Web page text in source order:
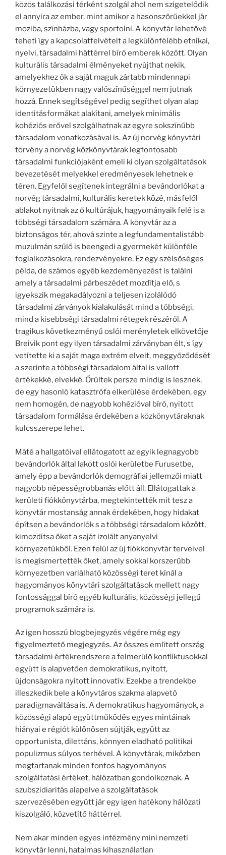
közös találkozási térként szolgál ahol nem szigetelődik
el annyira az ember, mint amikor a hasonszőrűekkel jár
moziba, színházba, vagy sportolni. A könyvtár lehetővé
teheti így a kapcsolatfelvételt a legkülönfélébb etnikai,
nyelvi, társadalmi háttérrel bíró emberek között. Olyan
kulturális társadalmi élményeket nyújthat nekik,
amelyekhez ők a saját maguk zártabb mindennapi
környezetükben nagy valószínűséggel nem jutnak
hozzá. Ennek segítségével pedig segíthet olyan alap
identitásformákat alakítani, amelyek minimális
kohéziós erővel szolgálhatnak az egyre sokszínűbb
társadalom vonatkozásával is. Az új norvég könyvtári
törvény a norvég közkönyvtárak legfontosabb
társadalmi funkciójaként emeli ki olyan szolgáltatások
bevezetését melyekkel eredményesek lehetnek e
téren. Egyfelől segítenek integrálni a bevándorlókat a
norvég társadalmi, kulturális keretek közé, másfelől
ablakot nyitnak az ő kultúrájuk, hagyományaik felé is a
többségi társadalom számára. A könyvtár az a
biztonságos tér, ahová szinte a legfundamentalistább
muzulmán szülő is beengedi a gyermekét különféle
foglalkozásokra, rendezvényekre. Ez egy szélsőséges
példa, de számos egyéb kezdeményezést is találni
amely a társadalmi párbeszédet mozdítja elő, s
igyekszik megakadályozni a teljesen izolálódó
társadalmi zárványok kialakulását mind a többségi,
mind a kisebbségi társadalmi rétegek részéről. A
tragikus következményű oslói merényletek elkövetője
Breivik pont egy ilyen társadalmi zárványban élt, s így
vetítette ki a saját maga extrém elveit, meggyőződését
a szerinte a többségi társadalom által is vallott
értékekké, elvekké. Őrültek persze mindig is lesznek,
de egy hasonló katasztrófa elkerülése érdekében, egy
nem homogén, de nagyobb kohézióval bíró, nyitott
társadalom formálása érdekében a közkönyvtáraknak
kulcsszerepe lehet.
Máté a hallgatóival ellátogatott az egyik legnagyobb
bevándorlók által lakott oslói kerületbe Furusetbe,
amely épp a bevándorlók demográfiai jellemzői miatt
nagyobb népességrobbanás előtt áll. Ellátogattak a
kerületi fiókkönyvtárba, megtekintették mit tesz a
könyvtár mostanság annak érdekében, hogy hidakat
építsen a bevándorlók s a többségi társadalom között,
kimozdítsa őket a saját izolált anyanyelvi
környezetükből. Ezen felül az új fiókkönyvtár terveivel
is megismertették őket, amely sokkal korszerűbb
környezetben variálható közösségi teret kínál a
hagyományos könyvtári szolgáltatások mellett nagy
fontossággal bíró egyéb kulturális, közösségi jellegű
programok számára is.
Az igen hosszú blogbejegyzés végére még egy
figyelmeztető megjegyzés. Az összes említett ország
társadalmi értékrendszere a felmerülő konfliktusokkal
együtt is alapvetően demokratikus, nyitott,
újdonságokra nyitott innovatív. Ezekbe a trendekbe
illeszkedik bele a könyvtáros szakma alapvető
paradigmaváltása is. A demokratikus hagyományok, a
közösségi alapú együttműködés egyes mintáinak
hiányai e régiót különösen sújtják, együtt az
opportunista, dilettáns, könnyen eladható politikai
populizmus súlyos terhével. A könyvtárak, miközben
megtartanak minden fontos hagyományos
szolgáltatási értéket, hálózatban gondolkoznak. A
szubszidiaritás alapelve a szolgáltatások
szervezésében együtt jár egy igen hatékony hálózati
kiszolgáló, közvetítő háttérrel.
Nem akar minden egyes intézmény mini nemzeti
könyvtár lenni, hatalmas kihasználatlan